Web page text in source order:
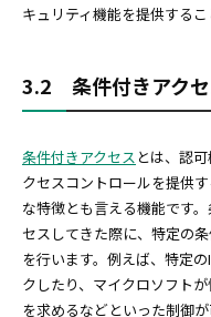
キュリティ機能を提供するこ
3.2 条件付きアク
条件付きアクセス とは、認
クセスコントロールを提供
な特徴とも言える機能です
セスしてきた際に、特定の
を行います。例えば、特定
クしたり、マイクロソフト
を求めるなどといった制御が